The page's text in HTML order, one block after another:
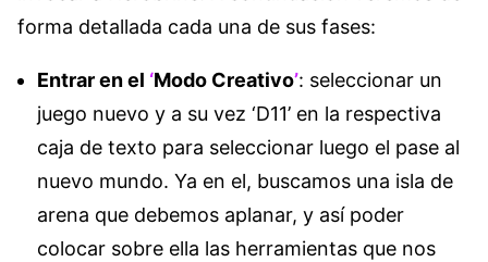
forma detallada cada una de sus fases:
Entrar en el ‘Modo Creativo’: seleccionar un
juego nuevo y a su vez ‘D11’ en la respectiva
caja de texto para seleccionar luego el pase al
nuevo mundo. Ya en el, buscamos una isla de
arena que debemos aplanar, y así poder
colocar sobre ella las herramientas que nos